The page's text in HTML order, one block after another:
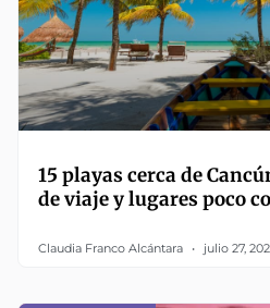
15 playas cerca de
de viaje y lugares poco
Claudia Franco Alcántara julio 27,